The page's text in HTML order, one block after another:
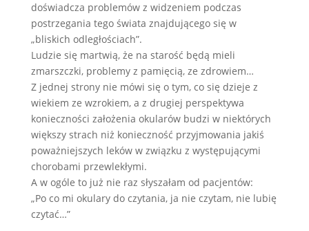
doświadcza problemów z widzeniem podczas
postrzegania tego świata znajdującego się w
„bliskich odległościach”.
Ludzie się martwią, że na starość będą mieli
zmarszczki, problemy z pamięcią, ze zdrowiem…
Z jednej strony nie mówi się o tym, co się dzieje z
wiekiem ze wzrokiem, a z drugiej perspektywa
konieczności założenia okularów budzi w niektórych
większy strach niż konieczność przyjmowania jakiś
poważniejszych leków w związku z występującymi
chorobami przewlekłymi.
A w ogóle to już nie raz słyszałam od pacjentów:
„Po co mi okulary do czytania, ja nie czytam, nie lubię
czytać…”